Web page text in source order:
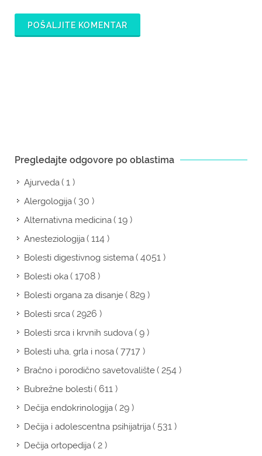
POŠALJITE KOMENTAR
Pregledajte odgovore po oblastima
Ajurveda( 1 )
Alergologija( 30 )
Alternativna medicina( 19 )
Anesteziologija( 114 )
Bolesti digestivnog sistema( 4051 )
Bolesti oka( 1708 )
Bolesti organa za disanje( 829 )
Bolesti srca( 2926 )
Bolesti srca i krvnih sudova( 9 )
Bolesti uha, grla i nosa( 7717 )
Bračno i porodično savetovalište( 254 )
Bubrežne bolesti( 611 )
Dečija endokrinologija( 29 )
Dečija i adolescentna psihijatrija( 531 )
Dečija ortopedija( 2 )